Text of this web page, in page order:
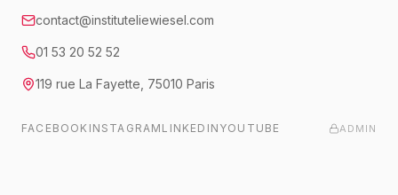
contact@instituteliewiesel.com
01 53 20 52 52
119 rue La Fayette 75010 Paris
FACEBOOK INSTAGRAM LINKEDIN YOUTUBE ADMIN